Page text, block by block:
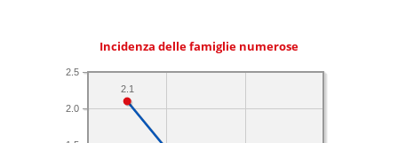
Incidenza delle famiglie numerose
2.0
2.5
2.1